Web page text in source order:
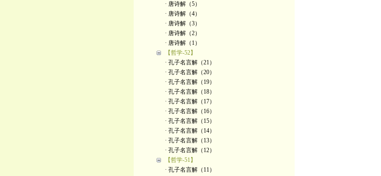
· 唐诗解（5）
· 唐诗解（4）
· 唐诗解（3）
· 唐诗解（2）
· 唐诗解（1）
【哲学-52】
· 孔子名言解（21）
· 孔子名言解（20）
· 孔子名言解（19）
· 孔子名言解（18）
· 孔子名言解（17）
· 孔子名言解（16）
· 孔子名言解（15）
· 孔子名言解（14）
· 孔子名言解（13）
· 孔子名言解（12）
【哲学-51】
· 孔子名言解（11）